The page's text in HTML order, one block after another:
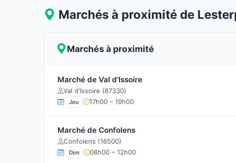
Marchés à proximité de
Marchés à proximité
Marché de Val d'Issoire
Val d'Issoire (87330)
Jeu 17h00 – 19h00
Marché de Confolens
Confolens (16500)
Dim 08h00 – 12h00